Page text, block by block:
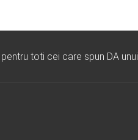
toti cei care spun DA